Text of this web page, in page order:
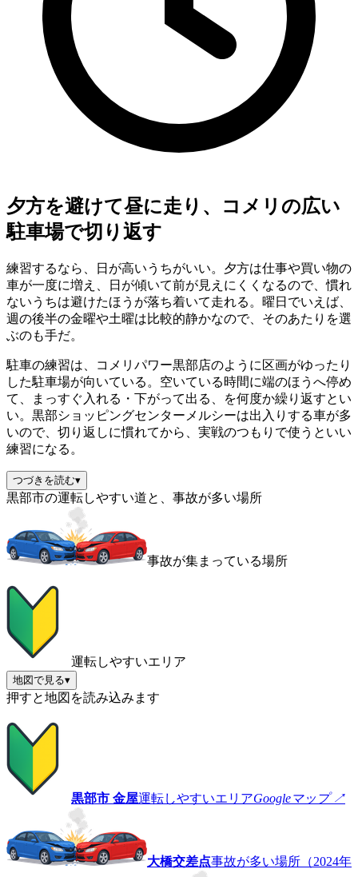
夕方を避けて昼に走り、コメリの広い
駐車場で切り返す
練習するなら、日が高いうちがいい。夕方は仕事や買い物の
車が一度に増え、日が傾いて前が見えにくくなるので、慣れ
ないうちは避けたほうが落ち着いて走れる。曜日でいえば、
週の後半の金曜や土曜は比較的静かなので、そのあたりを選
ぶのも手だ。
駐車の練習は、コメリパワー黒部店のように区画がゆったり
した駐車場が向いている。空いている時間に端のほうへ停め
て、まっすぐ入れる・下がって出る、を何度か繰り返すとい
い。黒部ショッピングセンターメルシーは出入りする車が多
いので、切り返しに慣れてから、実戦のつもりで使うといい
練習になる。
つづきを読む▾
黒部市の運転しやすい道と、事故が多い場所
事故が集まっている場所
運転しやすいエリア
地図で見る▾
押すと地図を読み込みます
黒部市 金屋運転しやすいエリアGoogleマップ ↗
大橋交差点事故が多い場所（2024年